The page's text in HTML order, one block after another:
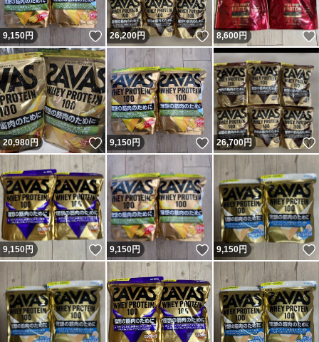
9,150円 いいね！
26,200円 いいね！
8,600円
20,980円 いいね！
9,150円 いいね！
26,700円
9,150円 いいね！
9,150円 いいね！
9,150円